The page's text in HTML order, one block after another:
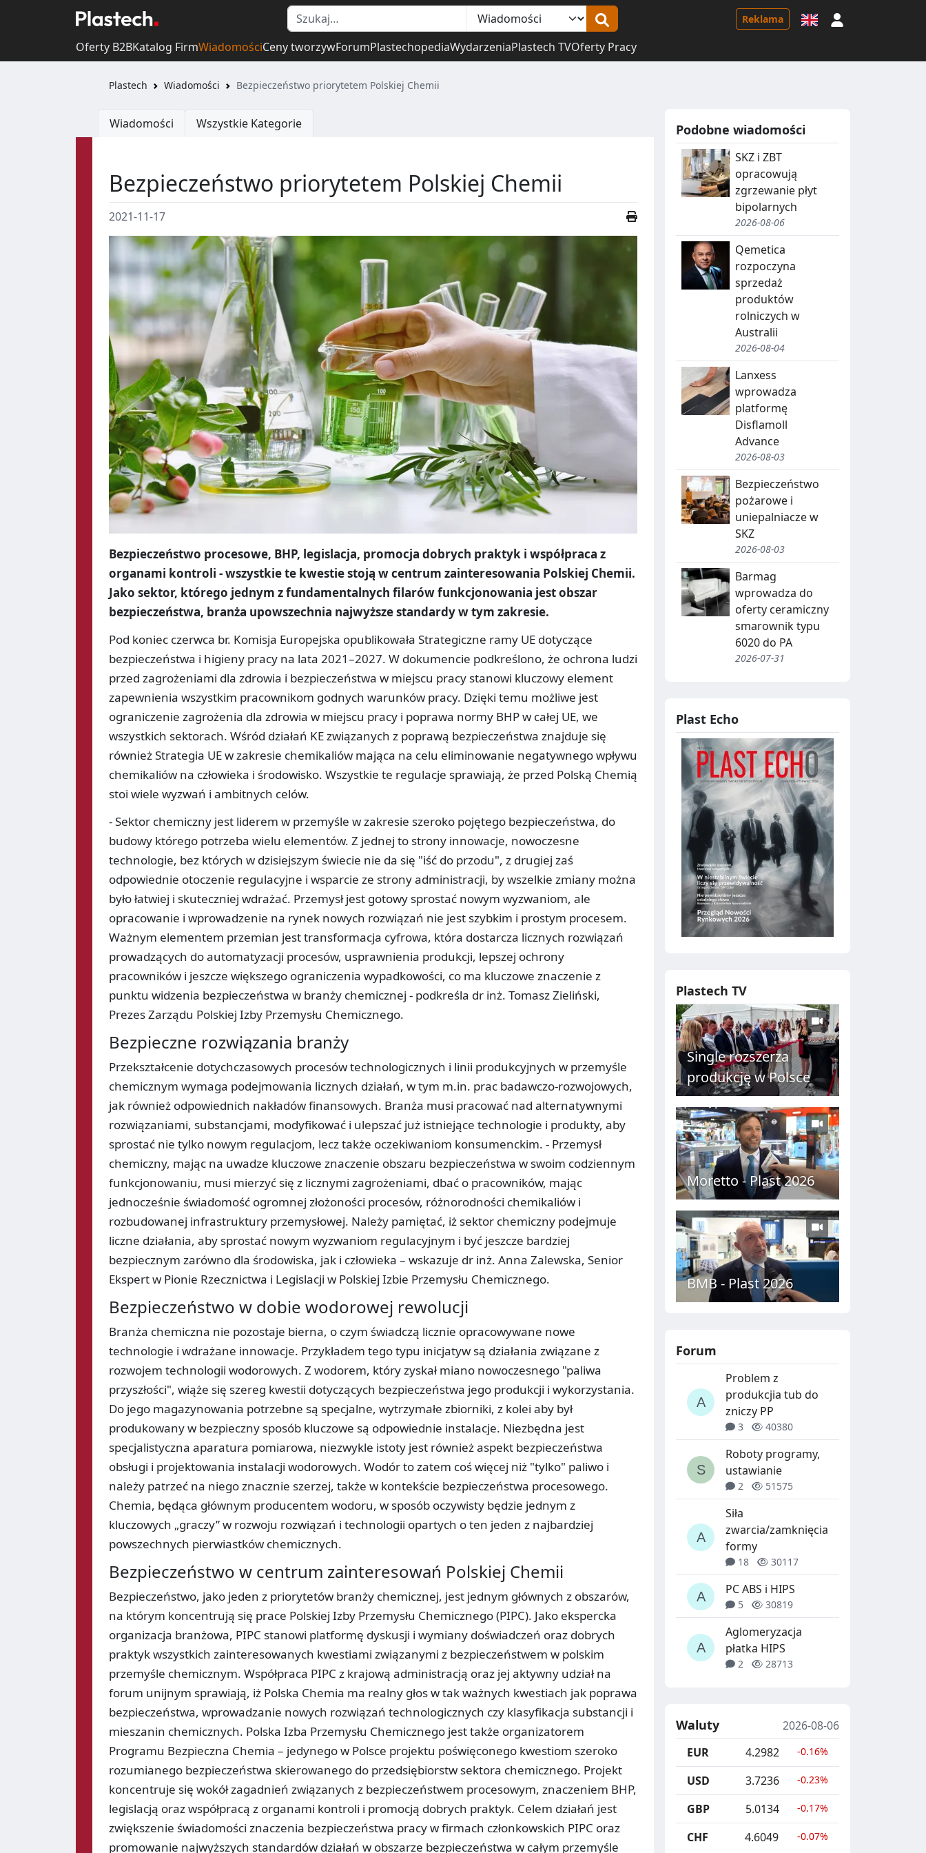
Reklama
Oferty B2BKatalog FirmWiadomościCeny tworzywForumPlastechopediaWydarzeniaPlastech TVOferty Pracy
Plastech Wiadomości Bezpieczeństwo priorytetem Polskiej Chemii
Wiadomości Wszystkie Kategorie
Bezpieczeństwo priorytetem Polskiej Chemii
2021-11-17
Bezpieczeństwo procesowe, BHP, legislacja, promocja dobrych praktyk i współpraca z
organami kontroli - wszystkie te kwestie stoją w centrum zainteresowania Polskiej Chemii.
Jako sektor, którego jednym z fundamentalnych filarów funkcjonowania jest obszar
bezpieczeństwa, branża upowszechnia najwyższe standardy w tym zakresie.
Pod koniec czerwca br. Komisja Europejska opublikowała Strategiczne ramy UE dotyczące
bezpieczeństwa i higieny pracy na lata 2021–2027. W dokumencie podkreślono, że ochrona ludzi
przed zagrożeniami dla zdrowia i bezpieczeństwa w miejscu pracy stanowi kluczowy element
zapewnienia wszystkim pracownikom godnych warunków pracy. Dzięki temu możliwe jest
ograniczenie zagrożenia dla zdrowia w miejscu pracy i poprawa normy BHP w całej UE, we
wszystkich sektorach. Wśród działań KE związanych z poprawą bezpieczeństwa znajduje się
również Strategia UE w zakresie chemikaliów mająca na celu eliminowanie negatywnego wpływu
chemikaliów na człowieka i środowisko. Wszystkie te regulacje sprawiają, że przed Polską Chemią
stoi wiele wyzwań i ambitnych celów.
- Sektor chemiczny jest liderem w przemyśle w zakresie szeroko pojętego bezpieczeństwa, do
budowy którego potrzeba wielu elementów. Z jednej to strony innowacje, nowoczesne
technologie, bez których w dzisiejszym świecie nie da się "iść do przodu", z drugiej zaś
odpowiednie otoczenie regulacyjne i wsparcie ze strony administracji, by wszelkie zmiany można
było łatwiej i skuteczniej wdrażać. Przemysł jest gotowy sprostać nowym wyzwaniom, ale
opracowanie i wprowadzenie na rynek nowych rozwiązań nie jest szybkim i prostym procesem.
Ważnym elementem przemian jest transformacja cyfrowa, która dostarcza licznych rozwiązań
prowadzących do automatyzacji procesów, usprawnienia produkcji, lepszej ochrony
pracowników i jeszcze większego ograniczenia wypadkowości, co ma kluczowe znaczenie z
punktu widzenia bezpieczeństwa w branży chemicznej - podkreśla dr inż. Tomasz Zieliński,
Prezes Zarządu Polskiej Izby Przemysłu Chemicznego.
Bezpieczne rozwiązania branży
Przekształcenie dotychczasowych procesów technologicznych i linii produkcyjnych w przemyśle
chemicznym wymaga podejmowania licznych działań, w tym m.in. prac badawczo-rozwojowych,
jak również odpowiednich nakładów finansowych. Branża musi pracować nad alternatywnymi
rozwiązaniami, substancjami, modyfikować i ulepszać już istniejące technologie i produkty, aby
sprostać nie tylko nowym regulacjom, lecz także oczekiwaniom konsumenckim. - Przemysł
chemiczny, mając na uwadze kluczowe znaczenie obszaru bezpieczeństwa w swoim codziennym
funkcjonowaniu, musi mierzyć się z licznymi zagrożeniami, dbać o pracowników, mając
jednocześnie świadomość ogromnej złożoności procesów, różnorodności chemikaliów i
rozbudowanej infrastruktury przemysłowej. Należy pamiętać, iż sektor chemiczny podejmuje
liczne działania, aby sprostać nowym wyzwaniom regulacyjnym i być jeszcze bardziej
bezpiecznym zarówno dla środowiska, jak i człowieka – wskazuje dr inż. Anna Zalewska, Senior
Ekspert w Pionie Rzecznictwa i Legislacji w Polskiej Izbie Przemysłu Chemicznego.
Bezpieczeństwo w dobie wodorowej rewolucji
Branża chemiczna nie pozostaje bierna, o czym świadczą licznie opracowywane nowe
technologie i wdrażane innowacje. Przykładem tego typu inicjatyw są działania związane z
rozwojem technologii wodorowych. Z wodorem, który zyskał miano nowoczesnego "paliwa
przyszłości", wiąże się szereg kwestii dotyczących bezpieczeństwa jego produkcji i wykorzystania.
Do jego magazynowania potrzebne są specjalne, wytrzymałe zbiorniki, z kolei aby był
produkowany w bezpieczny sposób kluczowe są odpowiednie instalacje. Niezbędna jest
specjalistyczna aparatura pomiarowa, niezwykle istoty jest również aspekt bezpieczeństwa
obsługi i projektowania instalacji wodorowych. Wodór to zatem coś więcej niż "tylko" paliwo i
należy patrzeć na niego znacznie szerzej, także w kontekście bezpieczeństwa procesowego.
Chemia, będąca głównym producentem wodoru, w sposób oczywisty będzie jednym z
kluczowych „graczy” w rozwoju rozwiązań i technologii opartych o ten jeden z najbardziej
powszechnych pierwiastków chemicznych.
Bezpieczeństwo w centrum zainteresowań Polskiej Chemii
Bezpieczeństwo, jako jeden z priorytetów branży chemicznej, jest jednym głównych z obszarów,
na którym koncentrują się prace Polskiej Izby Przemysłu Chemicznego (PIPC). Jako ekspercka
organizacja branżowa, PIPC stanowi platformę dyskusji i wymiany doświadczeń oraz dobrych
praktyk wszystkich zainteresowanych kwestiami związanymi z bezpieczeństwem w polskim
przemyśle chemicznym. Współpraca PIPC z krajową administracją oraz jej aktywny udział na
forum unijnym sprawiają, iż Polska Chemia ma realny głos w tak ważnych kwestiach jak poprawa
bezpieczeństwa, wprowadzanie nowych rozwiązań technologicznych czy klasyfikacja substancji i
mieszanin chemicznych. Polska Izba Przemysłu Chemicznego jest także organizatorem
Programu Bezpieczna Chemia – jedynego w Polsce projektu poświęconego kwestiom szeroko
rozumianego bezpieczeństwa skierowanego do przedsiębiorstw sektora chemicznego. Projekt
koncentruje się wokół zagadnień związanych z bezpieczeństwem procesowym, znaczeniem BHP,
legislacją oraz współpracą z organami kontroli i promocją dobrych praktyk. Celem działań jest
zwiększenie świadomości znaczenia bezpieczeństwa pracy w firmach członkowskich PIPC oraz
promowanie najwyższych standardów działań w obszarze bezpieczeństwa w całym przemyśle
Podobne wiadomości
SKZ i ZBT
opracowują
zgrzewanie płyt
bipolarnych
2026-08-06
Qemetica
rozpoczyna
sprzedaż
produktów
rolniczych w
Australii
2026-08-04
Lanxess
wprowadza
platformę
Disflamoll
Advance
2026-08-03
Bezpieczeństwo
pożarowe i
uniepalniacze w
SKZ
2026-08-03
Barmag
wprowadza do
oferty ceramiczny
smarownik typu
6020 do PA
2026-07-31
Plast Echo
Plastech TV
Single rozszerza
produkcję w Polsce
Moretto - Plast 2026
BMB - Plast 2026
Forum
Problem z
produkcjia tub do
zniczy PP
3 40380
Roboty programy,
ustawianie
2 51575
Siła
zwarcia/zamknięcia
formy
18 30117
PC ABS i HIPS
5 30819
Aglomeryzacja
płatka HIPS
2 28713
Waluty
2026-08-06
EUR
4.2982 -0.16%
USD 3.7236 -0.23%
GBP 5.0134 -0.17%
CHF 4.6049 -0.07%